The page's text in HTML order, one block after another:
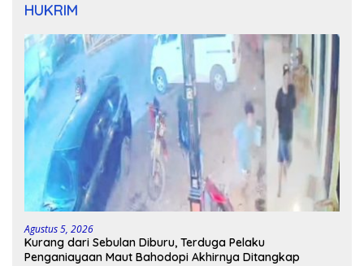
HUKRIM
Agustus 5, 2026
Kurang dari Sebulan Diburu, Terduga Pelaku
Penganiayaan Maut Bahodopi Akhirnya Ditangkap